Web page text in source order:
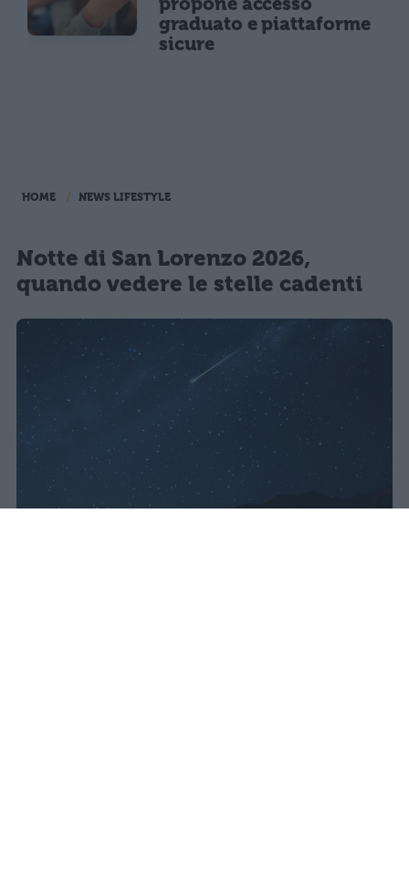
graduato e piattaforme
sicure
HOME NEWS LIFESTYLE
Notte di San Lorenzo 2026,
quando vedere le stelle cadenti